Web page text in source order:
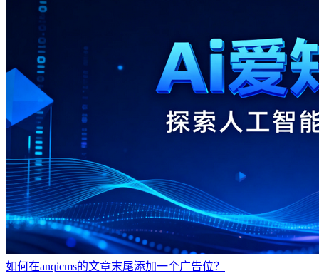
如何在anqicms的文章末尾添加一个广告位？